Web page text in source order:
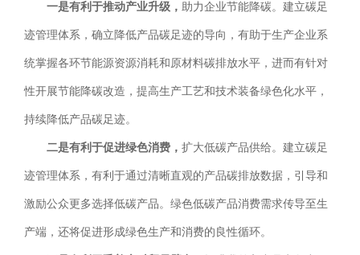
一是有利于推动产业升级， 助力企业节能降碳。建立碳足
迹管理体系，确立降低产品碳足迹的导向，有助于生产企业系
统掌握各环节能源资源消耗和原材料碳排放水平，进而有针对
性开展节能降碳改造，提高生产工艺和技术装备绿色化水平，
持续降低产品碳足迹。
二是有利于促进绿色消费， 扩大低碳产品供给。建立碳足
迹管理体系，有利于通过清晰直观的产品碳排放数据，引导和
激励公众更多选择低碳产品。绿色低碳产品消费需求传导至生
产端，还将促进形成绿色生产和消费的良性循环。